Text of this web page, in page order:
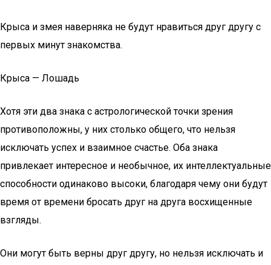
Крыса и змея наверняка не будут нравиться друг другу с
первых минут знакомства.
Крыса — Лошадь
Хотя эти два знака с астрологической точки зрения
противоположны, у них столько общего, что нельзя
исключать успех и взаимное счастье. Оба знака
привлекает интересное и необычное, их интеллектуальные
способности одинаково высоки, благодаря чему они будут
время от времени бросать друг на друга восхищенные
взгляды.
Они могут быть верны друг другу, но нельзя исключать и